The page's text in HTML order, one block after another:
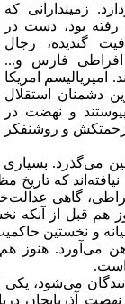
زمیندارانی که
رفته بود، دست در
گندیده، رجال
افراطی فارس و...
امپریالیسم امریکا
دشمنان استقلال
و نهضت در
زحمتکش و روشنفکر
خونین می‌گذرد.
که تاریخ
گاهی
داده است. ۲۱ آذر هنوز هم
و نخستین
می‌آورد. هنوز
می‌شود،
آذربایجان